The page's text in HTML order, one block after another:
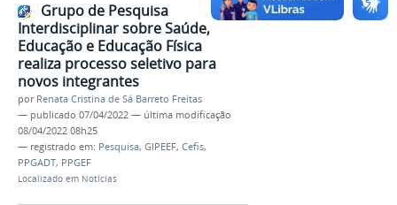
Grupo de Pesquisa
Interdisciplinar sobre Saúde,
Educação e Educação Física
realiza processo seletivo para
novos integrantes
por Renata Cristina de Sá Barreto Freitas
— publicado 07/04/2022 — última modificação
08/04/2022 08h25
— registrado em: Pesquisa, GIPEEF, Cefis,
PPGADT, PPGEF
Localizado em Notícias